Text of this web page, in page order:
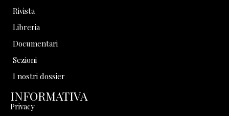
Rivista
Libreria
Documentari
Sezioni
I nostri dossier
INFORMATIVA
Privacy